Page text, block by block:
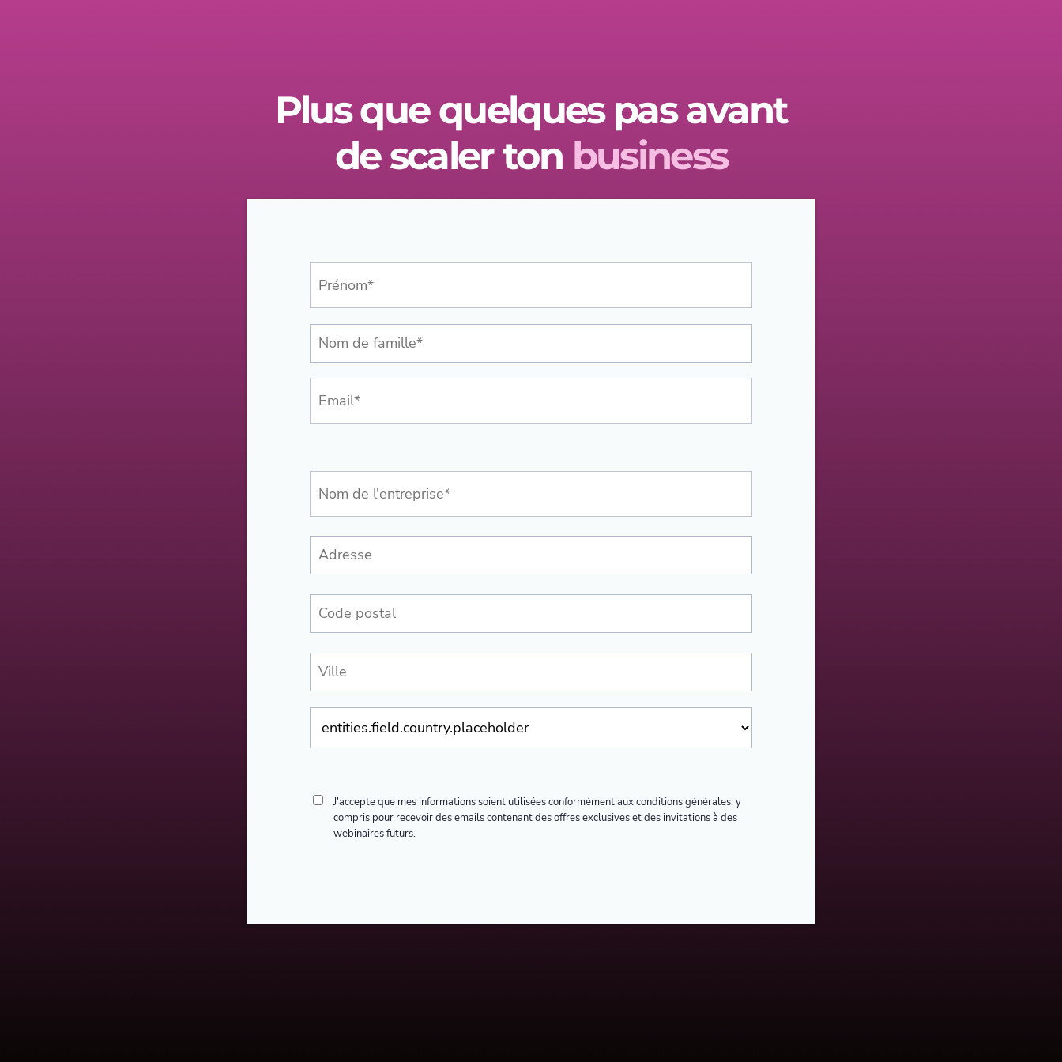
Plus que quelques pas avant
de scaler ton business
J'accepte que mes informations soient utilisées conformément aux conditions générales, y
compris pour recevoir des emails contenant des offres exclusives et des invitations à des
webinaires futurs.